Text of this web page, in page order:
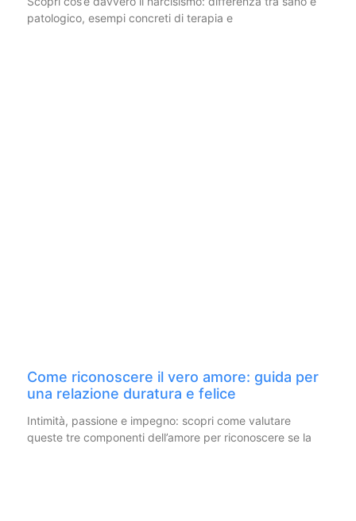
patologico, esempi concreti di terapia e
Come riconoscere il vero amore: guida per
una relazione duratura e felice
Intimità, passione e impegno: scopri come valutare
queste tre componenti dell’amore per riconoscere se la